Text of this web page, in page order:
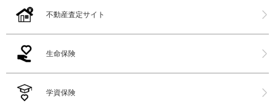
不動産査定サイト
生命保険
学資保険